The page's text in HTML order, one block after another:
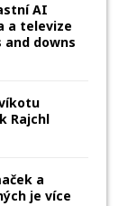
AI
a televize
and downs
Rajchl
a
je více